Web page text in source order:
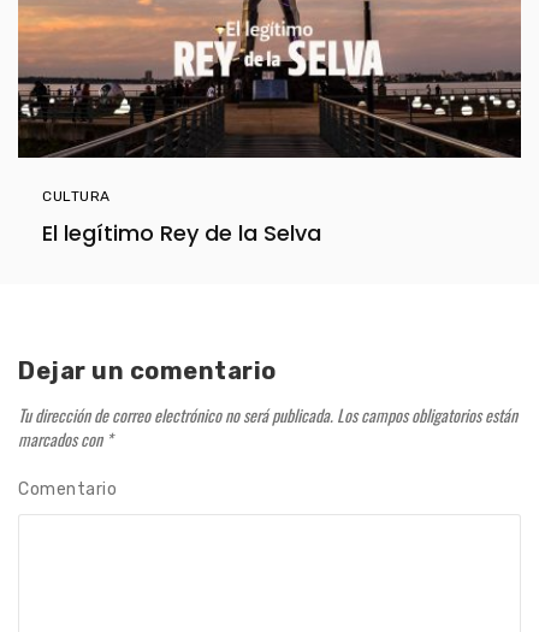
CULTURA
El legítimo Rey de la Selva
Dejar un comentario
Tu dirección de correo electrónico no será publicada.Los campos obligatorios están
marcados con *
Comentario